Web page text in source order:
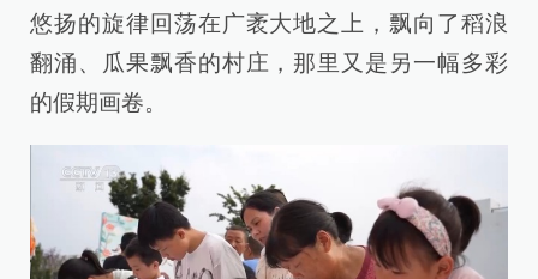
悠扬的旋律回荡在广袤大地之上，飘向了稻浪
翻涌、瓜果飘香的村庄，那里又是另一幅多彩
的假期画卷。